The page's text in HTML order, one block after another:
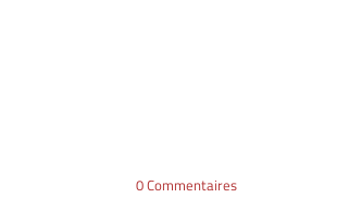
0Commentaires